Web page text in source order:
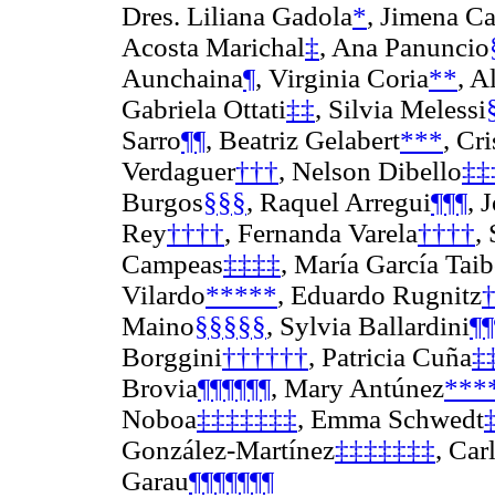
Dres. Liliana Gadola*, Jimena
Acosta Marichal‡, Ana Panuncio
Aunchaina¶, Virginia Coria**,
Gabriela Ottati‡‡, Silvia Melessi
Sarro¶¶, Beatriz Gelabert***,
Verdaguer†††, Nelson Dibello
Burgos§§§, Raquel Arregui¶¶¶,
Rey††††, Fernanda Varela††††,
Campeas‡‡‡‡, María García
Vilardo*****, Eduardo Rugnitz
Maino§§§§§, Sylvia Ballardini
Borggini††††††, Patricia Cuña
Brovia¶¶¶¶¶¶, Mary Antúnez
Noboa‡‡‡‡‡‡‡, Emma Schwedt
González-Martínez‡‡‡‡‡‡‡,
Garau¶¶¶¶¶¶¶